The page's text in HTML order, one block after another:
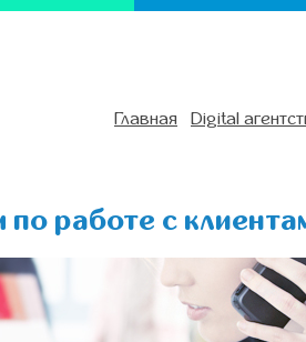
Главная Digital
работе с